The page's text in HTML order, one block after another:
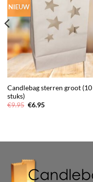
NIEUW
Candlebag sterren groot (10
stuks)
€9.95 Oorspronkelijke
€6.95Huidige